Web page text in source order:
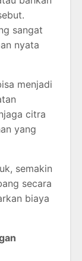
sangat
nyata
menjadi
citra
yang
semakin
secara
biaya